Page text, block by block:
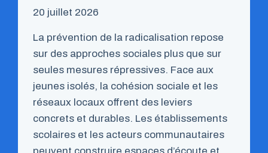
20 juillet 2026
La prévention de la radicalisation repose
sur des approches sociales plus que sur
seules mesures répressives. Face aux
jeunes isolés, la cohésion sociale et les
réseaux locaux offrent des leviers
concrets et durables. Les établissements
scolaires et les acteurs communautaires